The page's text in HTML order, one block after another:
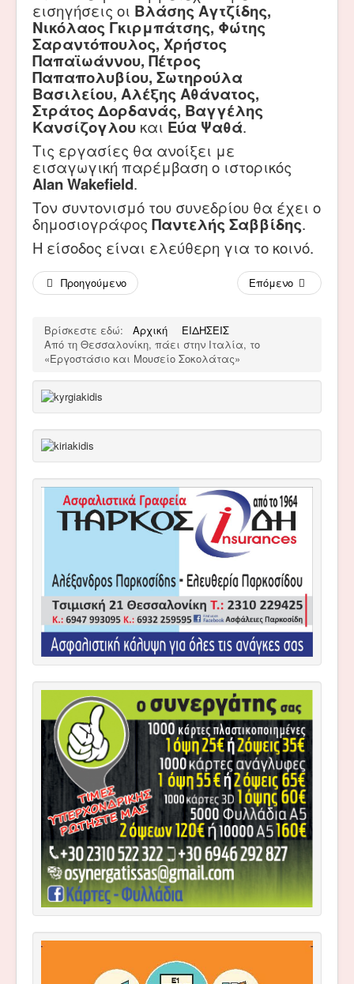
εισηγήσεις οι Βλάσης Αγτζίδης,
Νικόλαος Γκιρμπάτσης, Φώτης
Σαραντόπουλος, Χρήστος
Παπαϊωάννου, Πέτρος
Παπαπολυβίου, Σωτηρούλα
Βασιλείου, Αλέξης Αθάνατος,
Στράτος Δορδανάς, Βαγγέλης
Κανσίζογλου και Εύα Ψαθά.
Τις εργασίες θα ανοίξει με
εισαγωγική παρέμβαση ο ιστορικός
Alan Wakefield.
Τον συντονισμό του συνεδρίου θα έχει ο
δημοσιογράφος Παντελής Σαββίδης.
Η είσοδος είναι ελεύθερη για το κοινό.
Προηγούμενο Επόμενο
Βρίσκεστε εδώ: Αρχική
ΕΙΔΗΣΕΙΣ
Από τη Θεσσαλονίκη, πάει στην Ιταλία, το
«Εργοστάσιο και Μουσείο Σοκολάτας»